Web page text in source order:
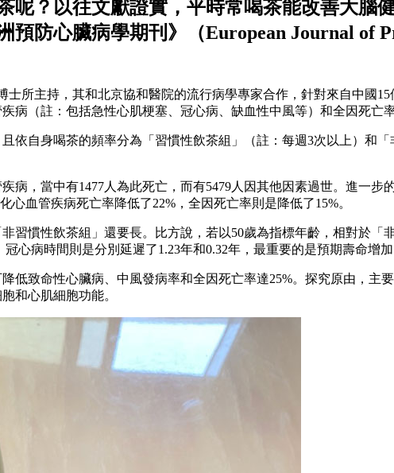
呢？以往文獻證實，平時常喝茶能改善大腦
預防心臟病學期刊》（European Journal of
士所主持，其和北京協和醫院的流行病學專家合作，針對來自中國
病（註：包括急性心肌梗塞、冠心病、缺血性中風等）和全因死亡
依自身喝茶的頻率分為「習慣性飲茶組」（註：每週3次以上）和
病，當中有1477人為此死亡，而有5479人因其他因素過世。進一步
血管疾病死亡率降低了22%，全因死亡率則是降低了15%。
習慣性飲茶組」還要長。比方說，若以50歲為指標年齡，相對於「
心病時間則是分別延遲了1.23年和0.32年，最重要的是預期壽命增加
低致命性心臟病、中風發病率和全因死亡率達25%。探究原由，主
和心肌細胞功能。